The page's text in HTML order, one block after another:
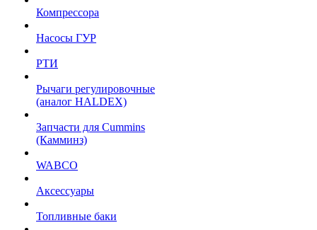
Компрессора
Насосы ГУР
РТИ
Рычаги регулировочные
(аналог HALDEX)
Запчасти для Cummins
(Камминз)
WABCO
Аксессуары
Топливные баки